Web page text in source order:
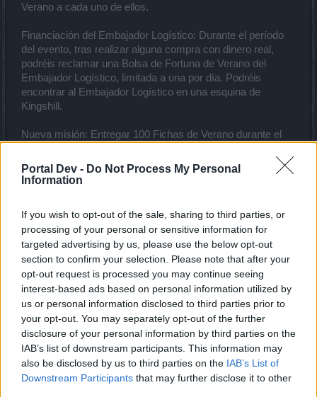
Portal Dev - Do Not Process My Personal
Information
If you wish to opt-out of the sale, sharing to third parties, or
processing of your personal or sensitive information for
targeted advertising by us, please use the below opt-out
section to confirm your selection. Please note that after your
opt-out request is processed you may continue seeing
interest-based ads based on personal information utilized by
us or personal information disclosed to third parties prior to
your opt-out. You may separately opt-out of the further
disclosure of your personal information by third parties on the
IAB’s list of downstream participants. This information may
also be disclosed by us to third parties on the IAB’s List of
Downstream Participants that may further disclose it to other
Verano a cada uno de ellos.
Financiación del Embajador Logístico: Durante el período
del evento, tras realizar alguna compra con dinero real,
podréis reclamar una Bolsa de Fortuna de Verano del
Embajador Logístico, limitada a una por día. Podréis
encontrar al Embajador Logístico en una esquina de
Kingshill.
Nueva misión: Entregar 100 Fichas de Verano durante el
Joya del Poder de Ander (solo se puede completar una vez
durante el evento).
Por petición de los jugadores, hemos añadido al
personaje de Cocina que podáis comprar
ingredientes de 100 en 100,
Hemos añadido descuentos para veteranos a las
Llaves de Cocina y al Cofre Relicario Inmortal que
podéis encontrar en la tienda.,
Hemos añadido recetas en el banco de trabajo para
convertir multiherramientas directamente en
multiherramientas rotas.,
Por petición de los jugadores, hemos añadido a la
tienda algunos objetos por andermantes (Solamente
1 compra por día en cada item)